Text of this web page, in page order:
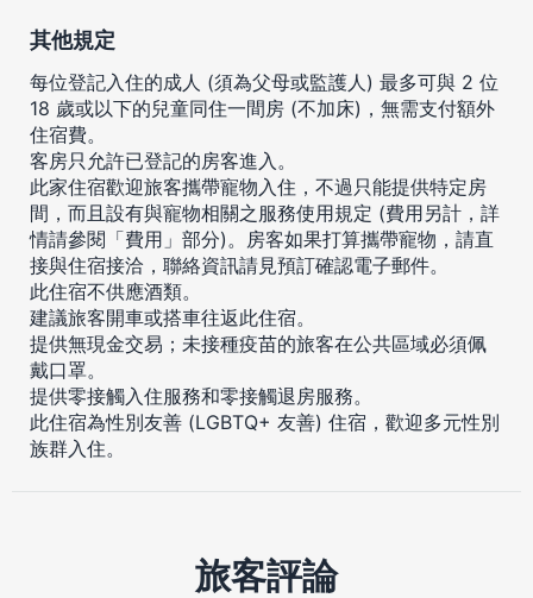
其他規定
每位登記入住的成人 (須為父母或監護人) 最多可與 2 位
18 歲或以下的兒童同住一間房 (不加床)，無需支付額外
住宿費。
客房只允許已登記的房客進入。
此家住宿歡迎旅客攜帶寵物入住，不過只能提供特定房
間，而且設有與寵物相關之服務使用規定 (費用另計，詳
情請參閱「費用」部分)。房客如果打算攜帶寵物，請直
接與住宿接洽，聯絡資訊請見預訂確認電子郵件。
此住宿不供應酒類。
建議旅客開車或搭車往返此住宿。
提供無現金交易；未接種疫苗的旅客在公共區域必須佩
戴口罩。
提供零接觸入住服務和零接觸退房服務。
此住宿為性別友善 (LGBTQ+ 友善) 住宿，歡迎多元性別
族群入住。
旅客評論